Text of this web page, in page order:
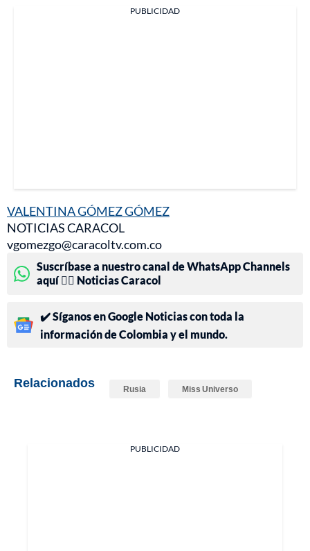
PUBLICIDAD
VALENTINA GÓMEZ GÓMEZ
NOTICIAS CARACOL
vgomezgo@caracoltv.com.co
Suscríbase a nuestro canal de WhatsApp Channels
aquí 👉🏻 Noticias Caracol
✔️ Síganos en Google Noticias con toda la
información de Colombia y el mundo.
Relacionados Rusia Miss Universo
PUBLICIDAD